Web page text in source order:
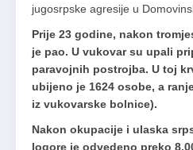
jugosrpske agresije u
Prije 23 godine, nakon
je pao. U vukovar su upali
paravojnih postrojba. U toj
ubijeno je 1624 osobe, a
iz vukovarske bolnice).
Nakon okupacije i ulaska
logore je odvedeno preko